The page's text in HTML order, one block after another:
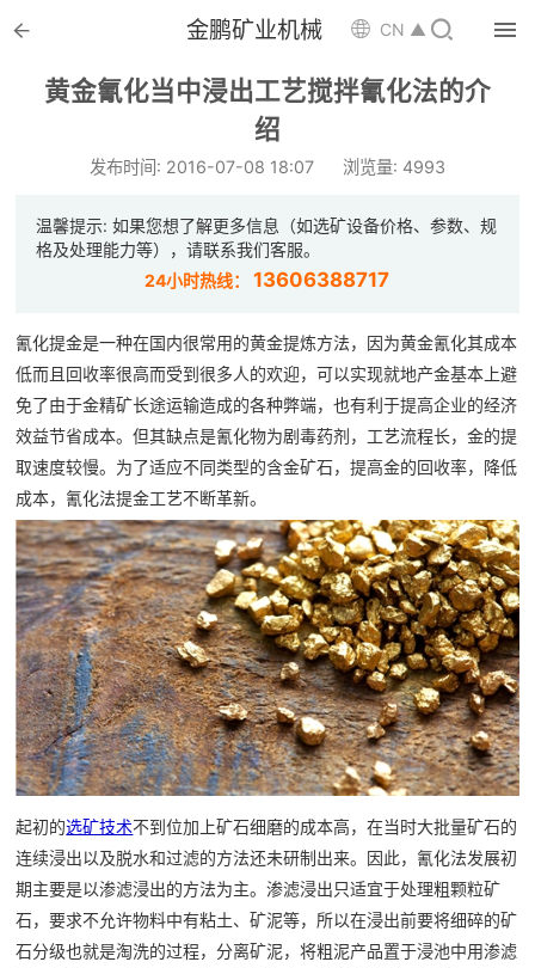
 金鹏矿业机械 CN ▲ 
黄金氰化当中浸出工艺搅拌氰化法的介
绍
发布时间: 2016-07-08 18:07 浏览量: 4993
温馨提示: 如果您想了解更多信息（如选矿设备价格、参数、规
格及处理能力等），请联系我们客服。
24小时热线：13606388717
氰化提金是一种在国内很常用的黄金提炼方法，因为黄金氰化其成本
低而且回收率很高而受到很多人的欢迎，可以实现就地产金基本上避
免了由于金精矿长途运输造成的各种弊端，也有利于提高企业的经济
效益节省成本。但其缺点是氰化物为剧毒药剂，工艺流程长，金的提
取速度较慢。为了适应不同类型的含金矿石，提高金的回收率，降低
成本，氰化法提金工艺不断革新。
起初的选矿技术不到位加上矿石细磨的成本高，在当时大批量矿石的
连续浸出以及脱水和过滤的方法还未研制出来。因此，氰化法发展初
期主要是以渗滤浸出的方法为主。渗滤浸出只适宜于处理粗颗粒矿
石，要求不允许物料中有粘土、矿泥等，所以在浸出前要将细碎的矿
石分级也就是淘洗的过程，分离矿泥，将粗泥产品置于浸池中用渗滤
 首页

 解决方案
 案例中心
 服务体系
 新闻中心
 矿山设计院
 选矿实验室
 关于金鹏
发展历程
企业文化
专家团队
 联系我们